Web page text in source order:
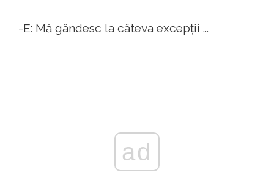
-E: Mă gândesc la câteva excepții ...
ad